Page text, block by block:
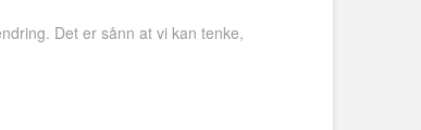
Det er sånn at vi kan tenke,